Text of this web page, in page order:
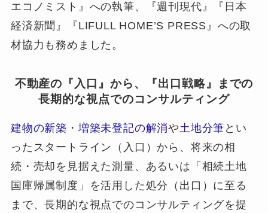
エコノミスト』への執筆、『週刊現代』『日本
経済新聞』『LIFULL HOME’S PRESS』への取
材協力も務めました。
不動産の『入口』から、『出口戦略』までの
長期的な視点でのコンサルティング
建物の新築 ・ 増築未登記の解消や 土地分筆 とい
ったスタートライン（入口）から、将来の相
続・売却を見据えた測量、あるいは「相続土地
国庫帰属制度」を活用した処分（出口）に至る
まで、長期的な視点でのコンサルティングを提